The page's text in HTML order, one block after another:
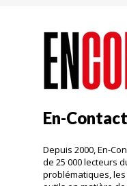
En-
Depuis 2000, En-
de 25 000 lecteurs
problématiques,